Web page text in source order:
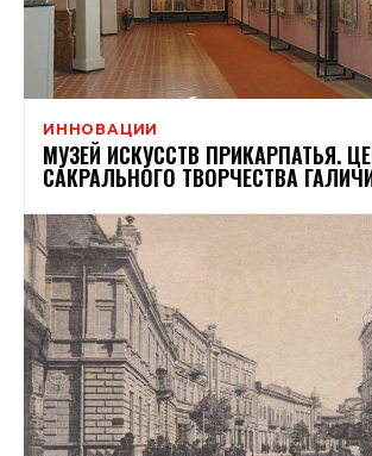
ИННОВАЦИИ
МУЗЕЙ ИСКУССТВ ПРИКАРПАТЬЯ.
САКРАЛЬНОГО ТВОРЧЕСТВА